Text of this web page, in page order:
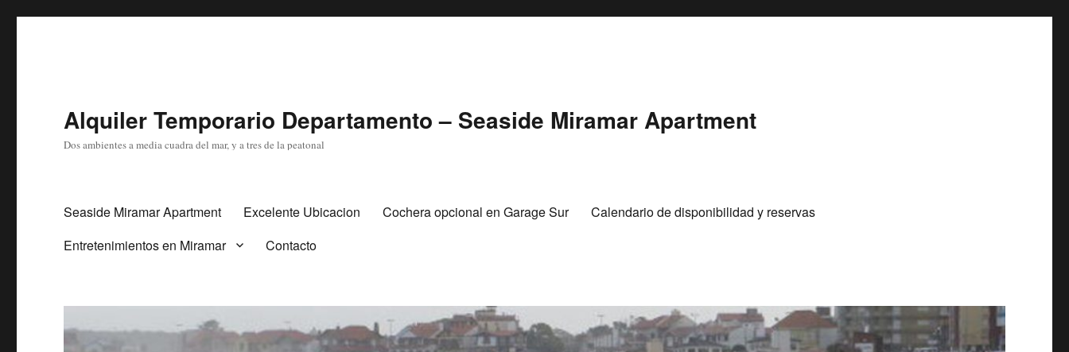
Alquiler Temporario Departamento – Seaside Miramar Apartment
Dos ambientes a media cuadra del mar, y a tres de la peatonal
Seaside Miramar Apartment Excelente Ubicacion Cochera opcional en Garage Sur
Calendario de disponibilidad y reservas
Entretenimientos en Miramar
Contacto